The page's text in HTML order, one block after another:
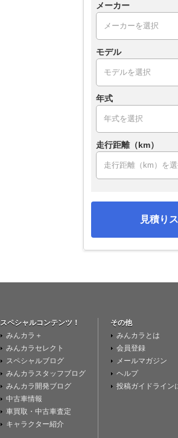
メーカー
モデル
年式
走行距離（km）
見積り
スペシャルコンテンツ！
みんカラ＋
みんカラセレクト
スペシャルブログ
みんカラスタッフブログ
みんカラ開発ブログ
中古車情報
車買取・中古車査定
キャラクター紹介
その他
みんカラとは
会員登録
メールマガジン
ヘルプ
投稿ガイドライン